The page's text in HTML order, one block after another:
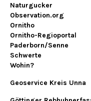
Naturgucker
Observation.org
Ornitho
Ornitho-Regioportal
Paderborn/Senne
Schwerte
Wohin?
Geoservice Kreis Unna